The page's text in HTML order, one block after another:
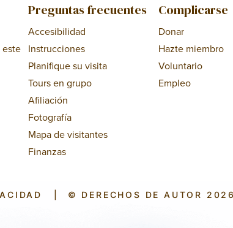
este
Preguntas frecuentes
Accesibilidad
Instrucciones
Planifique su visita
Tours en grupo
Afiliación
Fotografía
Mapa de visitantes
Finanzas
Complicarse
Donar
Hazte miembro
Voluntario
Empleo
© DERECHOS DE AUTOR 2026